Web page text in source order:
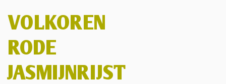
VOLKOREN
RODE
JASMIJNRIJST